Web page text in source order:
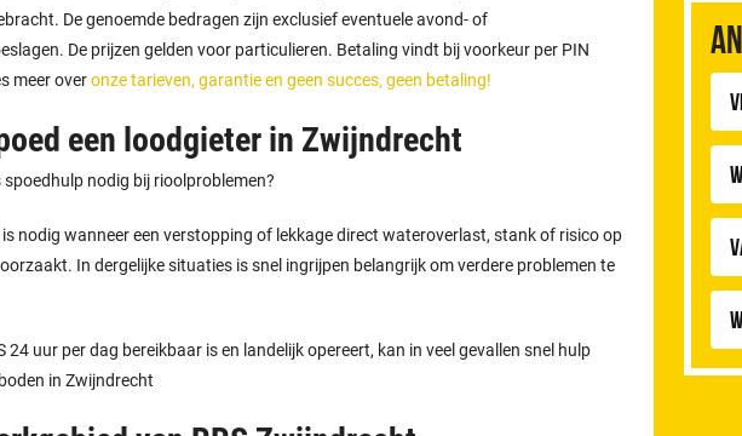
De genoemde bedragen zijn exclusief eventuele avond- of
De prijzen gelden voor particulieren. Betaling vindt bij voorkeur per PIN
meer overonze tarieven, garantie en geen succes, geen betaling!
een loodgieter in Zwijndrecht
spoedhulp nodig bij rioolproblemen?
nodig wanneer een verstopping of lekkage direct wateroverlast, stank of risico op
In dergelijke situaties is snel ingrijpen belangrijk om verdere problemen te
24 uur per dag bereikbaar is en landelijk opereert, kan in veel gevallen snel hulp
in Zwijndrecht